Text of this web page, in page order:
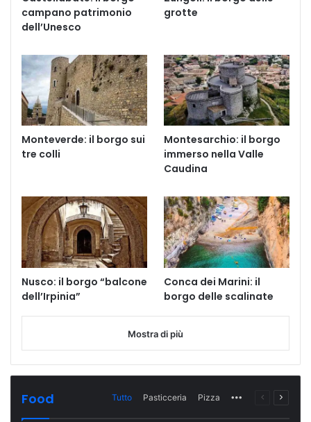
campano patrimonio
dell’Unesco
grotte
Monteverde: il borgo sui
tre colli
Montesarchio: il borgo
immerso nella Valle
Caudina
Nusco: il borgo “balcone
dell’Irpinia”
Conca dei Marini: il
borgo delle scalinate
Mostra di più
Food Tutto Pasticceria Pizza More Pagina